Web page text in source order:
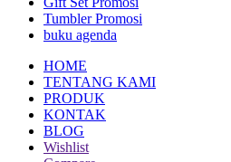
Tumbler Promosi
buku agenda
HOME
TENTANG KAMI
PRODUK
KONTAK
BLOG
Wishlist